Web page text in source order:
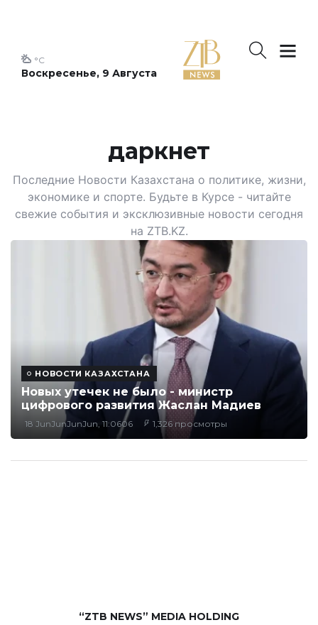
Воскресенье, 9 Августа
°C
даркнет
Последние Новости Казахстана о политике, жизни,
экономике и спорте. Будьте в Курсе - читайте
свежие события и эксклюзивные новости сегодня
на ZTB.KZ.
НОВОСТИ КАЗАХСТАНА
Новых утечек не было - министр
цифрового развития Жаслан Мадиев
18 JunJunJunJun, 11:0606 1,326 просмотры
“ZTB NEWS” MEDIA HOLDING